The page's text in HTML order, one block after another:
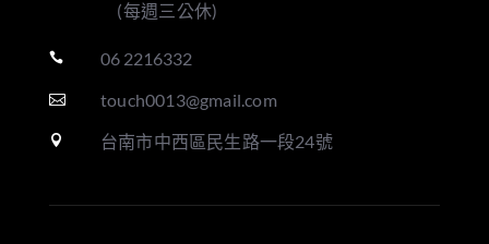
(每週三公休)
 06 2216332
 touch0013@gmail.com
 台南市中西區民生路一段24號